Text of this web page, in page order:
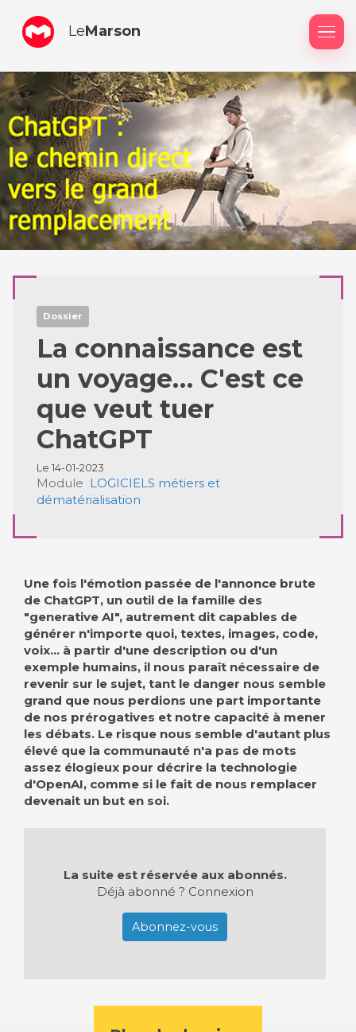
LeMarson
Dossier
La connaissance est
un voyage… C'est ce
que veut tuer
ChatGPT
Le 14-01-2023
Module LOGICIELS métiers et
dématérialisation
Une fois l'émotion passée de l'annonce brute
de ChatGPT, un outil de la famille des
"generative AI", autrement dit capables de
générer n'importe quoi, textes, images, code,
voix… à partir d'une description ou d'un
exemple humains, il nous paraît nécessaire de
revenir sur le sujet, tant le danger nous semble
grand que nous perdions une part importante
de nos prérogatives et notre capacité à mener
les débats. Le risque nous semble d'autant plus
élevé que la communauté n'a pas de mots
assez élogieux pour décrire la technologie
d'OpenAI, comme si le fait de nous remplacer
devenait un but en soi.
La suite est réservée aux abonnés.
Déjà abonné ? Connexion
Abonnez-vous